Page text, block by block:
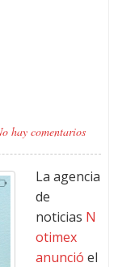
hay comentarios
La agencia
de
noticias N
otimex
anunció el